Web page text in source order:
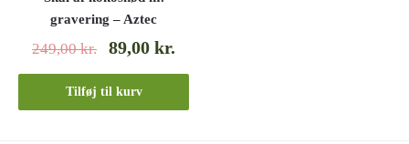
gravering – Aztec
249,00kr. 89,00kr.
Tilføj til kurv